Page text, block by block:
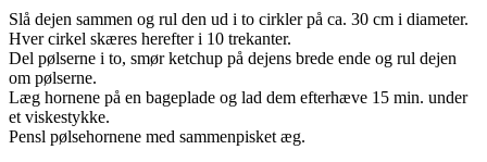
Slå dejen sammen og rul den ud i to cirkler på ca. 30 cm i diameter.
Hver cirkel skæres herefter i 10 trekanter.
Del pølserne i to, smør ketchup på dejens brede ende og rul dejen
om pølserne.
Læg hornene på en bageplade og lad dem efterhæve 15 min. under
et viskestykke.
Pensl pølsehornene med sammenpisket æg.